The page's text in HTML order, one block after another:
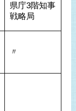
県庁3階知事
戦略局
〃